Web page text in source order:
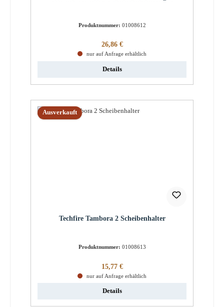
Produktnummer: 01008612
Regulärer Preis:
26,86 €
nur auf Anfrage erhältlich
Details
Ausverkauft
Techfire Tambora 2 Scheibenhalter
Produktnummer: 01008613
Regulärer Preis:
15,77 €
nur auf Anfrage erhältlich
Details